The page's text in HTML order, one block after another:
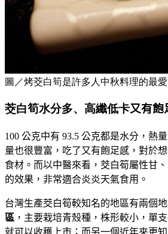
圖／烤茭白筍是許多人中秋料理的最
茭白筍水分多、高纖低卡又有飽
100 公克中有 93.5 公克都是水分，熱
量也很豐富，吃了又有飽足感，對於
食材。而以中醫來看，茭白筍屬性甘
的效果，非常適合炎炎天氣食用。
台灣生產茭白筍較知名的地區有兩個
區 ，主要栽培青殼種，株形較小，單
就可以收穫上市；而另一個近年來更